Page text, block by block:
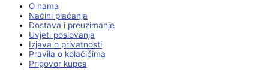
O nama
Načini plaćanja
Dostava i preuzimanje
Uvjeti poslovanja
Izjava o privatnosti
Pravila o kolačićima
Prigovor kupca